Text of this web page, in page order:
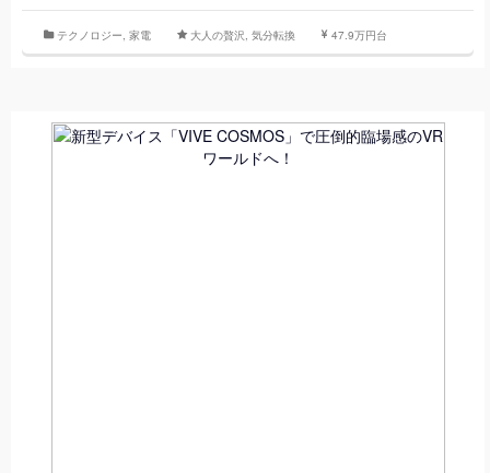
テクノロジー, 家電 大人の贅沢, 気分転換 47.9万円台